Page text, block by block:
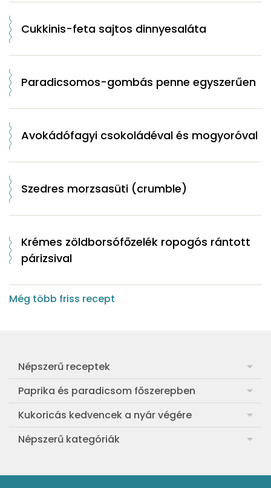
Cukkinis-feta sajtos dinnyesaláta
Paradicsomos-gombás penne egyszerűen
Avokádófagyi csokoládéval és mogyoróval
Szedres morzsasüti (crumble)
Krémes zöldborsófőzelék ropogós rántott
párizsival
Még több friss recept
Népszerű receptek
Frankfurti leves
Egyszerű muffin
Aranygaluska
Egyszerű krumplifőzelék
Paprika és paradicsom főszerepben
Pan con Tomate
Paradicsom és paprika eltevése télre
Paradicsomos húsgombóc
Kukoricás kedvencek a nyár végére
Legfinomabb főtt kukorica
Bang bang kukorica
Népszerű kategóriák